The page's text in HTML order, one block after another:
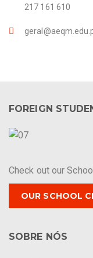
217 161 610
FOREIGN
Check out our
OUR SCHOOL
SOBRE NÓS